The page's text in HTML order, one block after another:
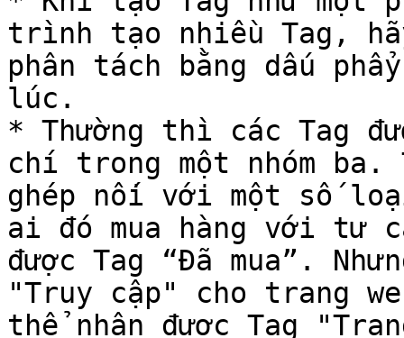
trình tạo nhiều Tag,
phân tách bằng dấu
lúc.
* Thường thì các Tag
chí trong một nhóm ba.
ghép nối với một số
ai đó mua hàng với tư
được Tag “Đã mua”.
"Truy cập" cho trang
thể nhận được Tag